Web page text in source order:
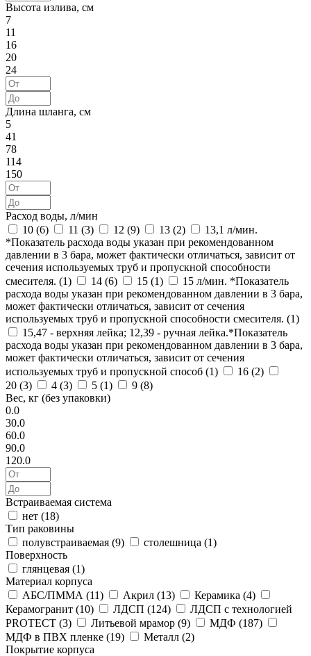
Высота излива, см
7
11
16
20
24
Длина шланга, см
5
41
78
114
150
Расход воды, л/мин
10 (6) 11 (3) 12 (9) 13 (2)
13,1 л/мин.
*Показатель расхода воды указан при рекомендованном
давлении в 3 бара, может фактически отличаться, зависит от
сечения используемых труб и пропускной способности
смесителя. (1) 14 (6) 15 (1)
15 л/мин. *Показатель
расхода воды указан при рекомендованном давлении в 3 бара,
может фактически отличаться, зависит от сечения
используемых труб и пропускной способности смесителя. (1)
15,47 - верхняя лейка; 12,39 - ручная лейка.*Показатель
расхода воды указан при рекомендованном давлении в 3 бара,
может фактически отличаться, зависит от сечения
используемых труб и пропускной способ (1) 16 (2)
20 (3) 4 (3) 5 (1) 9 (8)
Вес, кг (без упаковки)
0.0
30.0
60.0
90.0
120.0
Встраиваемая система
нет (18)
Тип раковины
полувстраиваемая (9) столешница (1)
Поверхность
глянцевая (1)
Материал корпуса
АБС/ПММА (11) Акрил (13) Керамика (4)
Керамогранит (10) ЛДСП (124)
ЛДСП с технологией
PROTECT (3) Литьевой мрамор (9) МДФ (187)
МДФ в ПВХ пленке (19) Металл (2)
Покрытие корпуса